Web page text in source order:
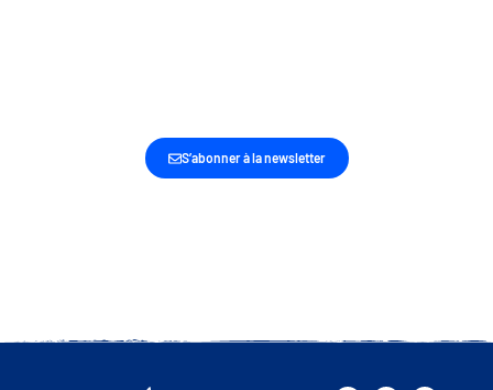
S’abonner à la newsletter